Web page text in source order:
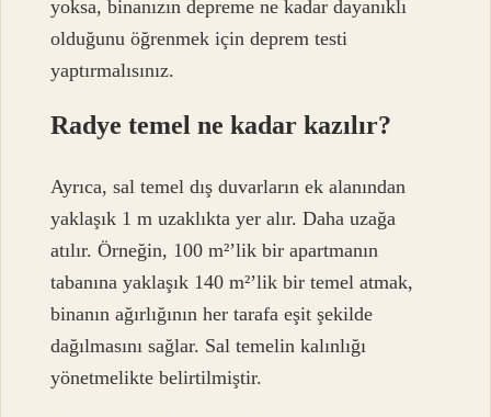
yoksa, binanızın depreme ne kadar dayanıklı
olduğunu öğrenmek için deprem testi
yaptırmalısınız.
Radye temel ne kadar kazılır?
Ayrıca, sal temel dış duvarların ek alanından
yaklaşık 1 m uzaklıkta yer alır. Daha uzağa
atılır. Örneğin, 100 m²’lik bir apartmanın
tabanına yaklaşık 140 m²’lik bir temel atmak,
binanın ağırlığının her tarafa eşit şekilde
dağılmasını sağlar. Sal temelin kalınlığı
yönetmelikte belirtilmiştir.